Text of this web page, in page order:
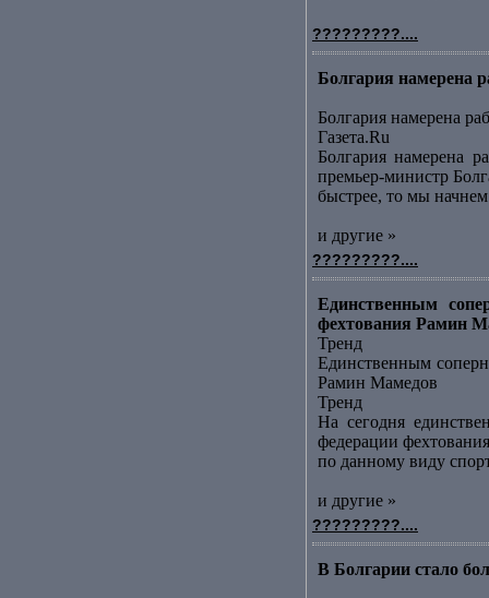
?????????....
Болгария намерена
Болгария намерена
Газета.Ru
Болгария намерена
премьер-министр
быстрее, то мы
и другие »
?????????....
Единственным
фехтования Рамин
Тренд
Единственным
Рамин Мамедов
Тренд
На сегодня
федерации
по данному виду
и другие »
?????????....
В Болгарии стало